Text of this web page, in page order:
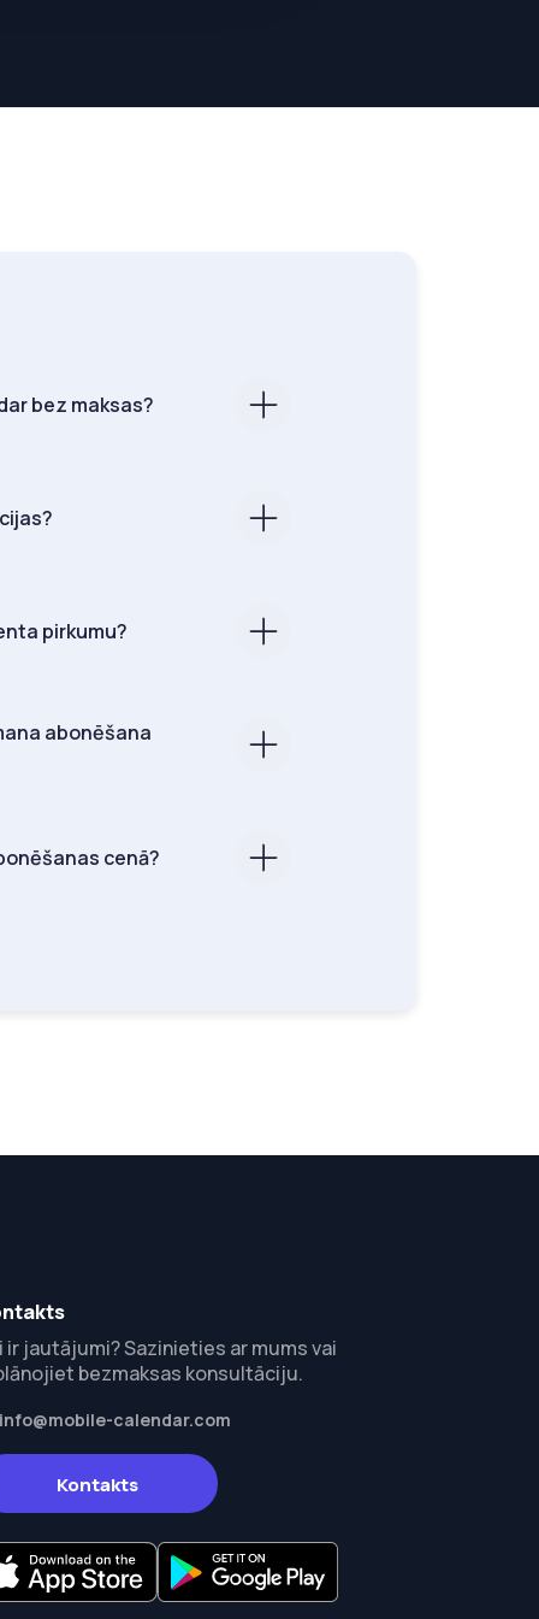
bez maksas?
pirkumu?
abonēšana
cenā?
ir jautājumi? Sazinieties ar mums vai
bezmaksas konsultāciju.
calendar.com
Kontakts